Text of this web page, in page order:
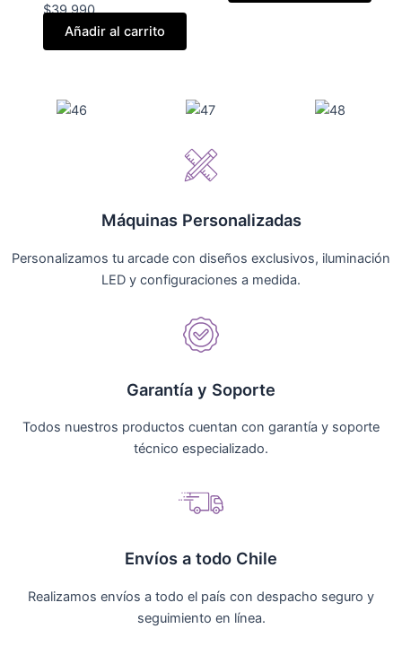
$39.990
Añadir al carrito
Máquinas Personalizadas
Personalizamos tu arcade con diseños exclusivos, iluminación
LED y configuraciones a medida.
Garantía y Soporte
Todos nuestros productos cuentan con garantía y soporte
técnico especializado.
Envíos a todo Chile
Realizamos envíos a todo el país con despacho seguro y
seguimiento en línea.